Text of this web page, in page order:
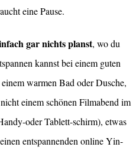
eine Pause.
gar nichts planst, wo du
kannst bei einem guten
warmen Bad oder Dusche,
einem schönen Filmabend im
oder Tablett-schirm), etwas
entspannenden online Yin-